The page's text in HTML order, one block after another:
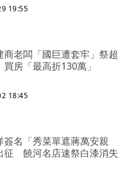
19:55
商老闆「國巨遭套牢」祭超
房「最高折130萬」
18:45
簽名「秀菜單遮蔣萬安親
征 饒河名店速祭白漆消失